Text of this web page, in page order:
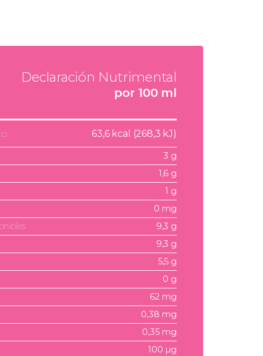
Declaración Nutrimental
por 100 ml
63,6 kcal (268,3 kJ)
3 g
1,6 g
1 g
0 mg
9,3 g
9,3 g
5,5 g
0 g
62 mg
0,38 mg
0,35 mg
100 µg